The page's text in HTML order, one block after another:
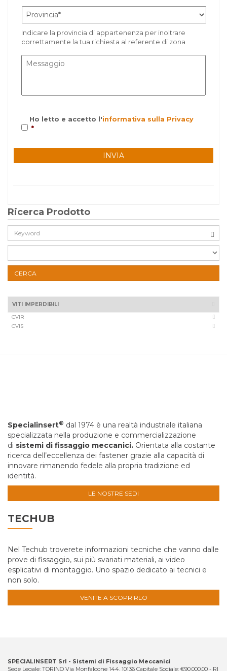
Indicare la provincia di appartenenza per inoltrare
correttamente la tua richiesta al referente di zona
Ho letto e accetto l'informativa sulla Privacy
*
Ricerca Prodotto
Cerca:
CERCA
VITI IMPERDIBILI
CVIR
CVIS
Specialinsert® dal 1974 è una realtà industriale italiana
specializzata nella produzione e commercializzazione
di sistemi di fissaggio meccanici. Orientata alla costante
ricerca dell’eccellenza dei fastener grazie alla capacità di
innovare rimanendo fedele alla propria tradizione ed
identità.
LE NOSTRE SEDI
TECHUB
Nel Techub troverete informazioni tecniche che vanno dalle
prove di fissaggio, sui più svariati materiali, ai video
esplicativi di montaggio. Uno spazio dedicato ai tecnici e
non solo.
VENITE A SCOPRIRLO
SPECIALINSERT Srl - Sistemi di Fissaggio Meccanici
Sede Legale: TORINO Via Monfalcone 144, 10136 Capitale Sociale: €90.000,00 - RI